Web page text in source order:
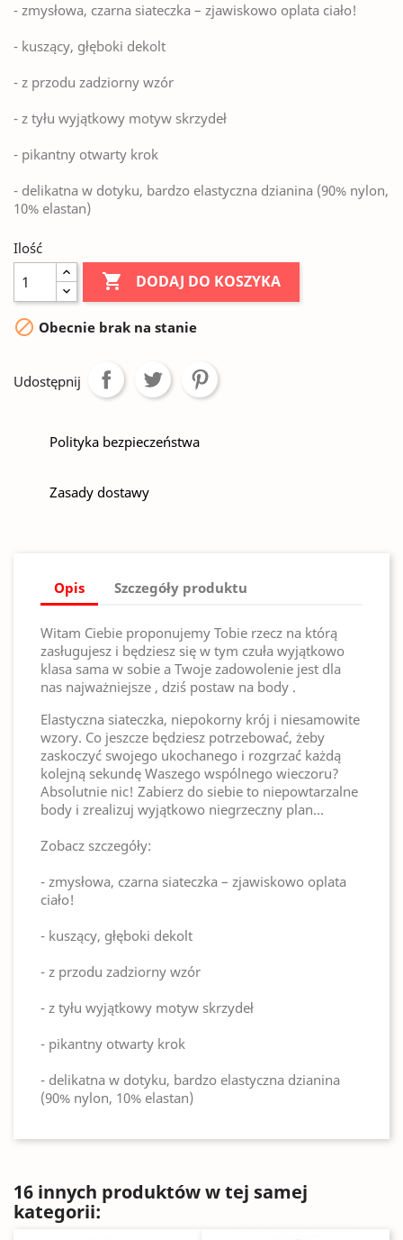
- zmysłowa, czarna siateczka – zjawiskowo oplata ciało!
- kuszący, głęboki dekolt
- z przodu zadziorny wzór
- z tyłu wyjątkowy motyw skrzydeł
- pikantny otwarty krok
- delikatna w dotyku, bardzo elastyczna dzianina (90% nylon,
10% elastan)
Ilość
 DODAJ DO KOSZYKA
 Obecnie brak na stanie
Udostępnij
Polityka bezpieczeństwa
Zasady dostawy
Opis Szczegóły produktu
Witam Ciebie proponujemy Tobie rzecz na którą
zasługujesz i będziesz się w tym czuła wyjątkowo
klasa sama w sobie a Twoje zadowolenie jest dla
nas najważniejsze , dziś postaw na body .
Elastyczna siateczka, niepokorny krój i niesamowite
wzory. Co jeszcze będziesz potrzebować, żeby
zaskoczyć swojego ukochanego i rozgrzać każdą
kolejną sekundę Waszego wspólnego wieczoru?
Absolutnie nic! Zabierz do siebie to niepowtarzalne
body i zrealizuj wyjątkowo niegrzeczny plan…
Zobacz szczegóły:
- zmysłowa, czarna siateczka – zjawiskowo oplata
ciało!
- kuszący, głęboki dekolt
- z przodu zadziorny wzór
- z tyłu wyjątkowy motyw skrzydeł
- pikantny otwarty krok
- delikatna w dotyku, bardzo elastyczna dzianina
(90% nylon, 10% elastan)
16 innych produktów w tej samej
kategorii: